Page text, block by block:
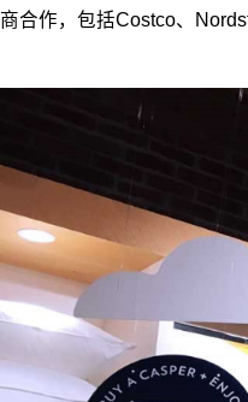
商合作，包括Costco、